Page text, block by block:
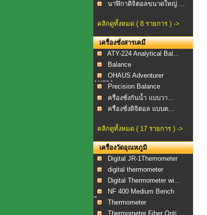
นาฬิกาดิจิตอลขนาดใหญ่ ...
คลิกดูทั้งหมด ( 8 รายการ ) ->
เครื่องชั่งสารเคมี
ATY-224 Analytical Bal...
Balance
OHAUS Adventurer
AX224...Precision Balance
ครื่องชั่งกันน้ำ แบบวา...
ครื่องชั่งดิจิตอล แบบต...
คลิกดูทั้งหมด ( 17 รายการ ) ->
เครื่องวัดอุณหภูมิ
Digital JR-1Themometer
digital thermometer
Digital Thermometer wi...
NF 400 Medium Bench
To...
Thermometer
Thermometer Fiber Opti...